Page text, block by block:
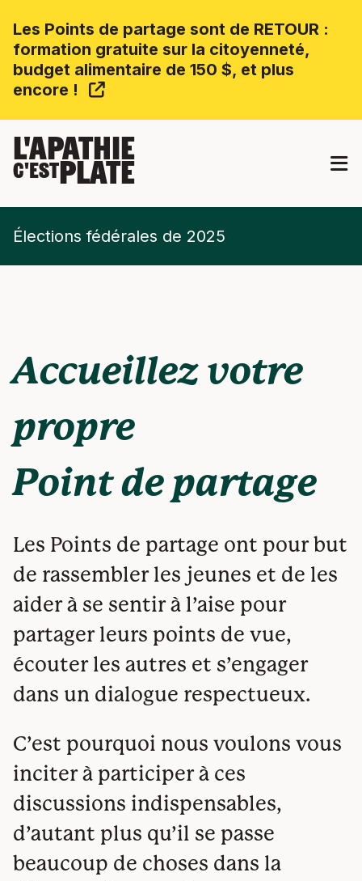
Les Points de partage sont de RETOUR :
formation gratuite sur la citoyenneté,
budget alimentaire de 150 $, et plus
encore !
L'APATHIE
C'ESTPLATE
Élections fédérales de 2025
Accueillez votre
propre
Point de partage
Les Points de partage ont pour but
de rassembler les jeunes et de les
aider à se sentir à l’aise pour
partager leurs points de vue,
écouter les autres et s’engager
dans un dialogue respectueux.
C’est pourquoi nous voulons vous
inciter à participer à ces
discussions indispensables,
d’autant plus qu’il se passe
beaucoup de choses dans la